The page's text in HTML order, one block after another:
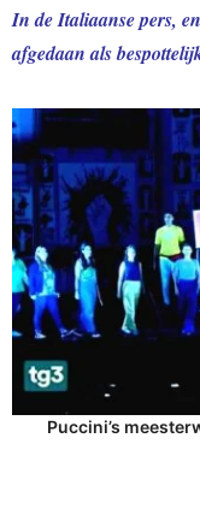
In de Italiaanse pers,
afgedaan als
Puccini’s